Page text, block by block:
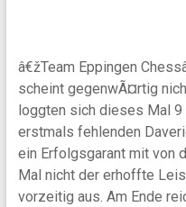
â€žTeam Eppingen
scheint gegenwÃ¤rtig
loggten sich dieses Mal
erstmals fehlenden
ein Erfolgsgarant mit von
Mal nicht der erhoffte
vorzeitig aus. Am Ende